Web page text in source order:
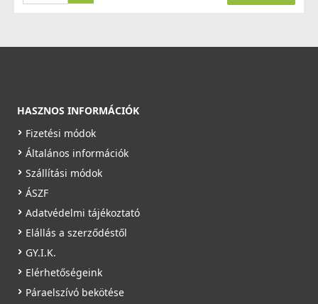
HASZNOS INFORMÁCIÓK
Fizetési módok
Általános információk
Szállítási módok
ÁSZF
Adatvédelmi tájékoztató
Elállás a szerződéstől
GY.I.K.
Elérhetőségeink
Páraelszívó bekötése